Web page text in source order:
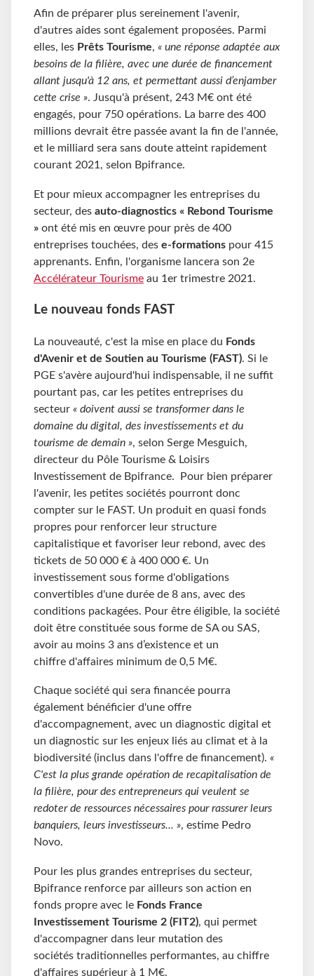
Afin de préparer plus sereinement l'avenir,
d'autres aides sont également proposées. Parmi
elles, les Prêts Tourisme, « une réponse adaptée aux
besoins de la filière, avec une durée de financement
allant jusqu'à 12 ans, et permettant aussi d’enjamber
cette crise ». Jusqu'à présent, 243 M€ ont été
engagés, pour 750 opérations. La barre des 400
millions devrait être passée avant la fin de l'année,
et le milliard sera sans doute atteint rapidement
courant 2021, selon Bpifrance.
Et pour mieux accompagner les entreprises du
secteur, des auto-diagnostics « Rebond Tourisme
» ont été mis en œuvre pour près de 400
entreprises touchées, des e-formations pour 415
apprenants. Enfin, l'organisme lancera son 2e
Accélérateur Tourisme au 1er trimestre 2021.
Le nouveau fonds FAST
La nouveauté, c'est la mise en place du Fonds
d'Avenir et de Soutien au Tourisme (FAST). Si le
PGE s'avère aujourd'hui indispensable, il ne suffit
pourtant pas, car les petites entreprises du
secteur « doivent aussi se transformer dans le
domaine du digital, des investissements et du
tourisme de demain », selon Serge Mesguich,
directeur du Pôle Tourisme & Loisirs
Investissement de Bpifrance. Pour bien préparer
l'avenir, les petites sociétés pourront donc
compter sur le FAST. Un produit en quasi fonds
propres pour renforcer leur structure
capitalistique et favoriser leur rebond, avec des
tickets de 50 000 € à 400 000 €. Un
investissement sous forme d'obligations
convertibles d'une durée de 8 ans, avec des
conditions packagées. Pour être éligible, la société
doit être constituée sous forme de SA ou SAS,
avoir au moins 3 ans d’existence et un
chiffre d'affaires minimum de 0,5 M€.
Chaque société qui sera financée pourra
également bénéficier d'une offre
d'accompagnement, avec un diagnostic digital et
un diagnostic sur les enjeux liés au climat et à la
biodiversité (inclus dans l'offre de financement). «
C'est la plus grande opération de recapitalisation de
la filière, pour des entrepreneurs qui veulent se
redoter de ressources nécessaires pour rassurer leurs
banquiers, leurs investisseurs... », estime Pedro
Novo.
Pour les plus grandes entreprises du secteur,
Bpifrance renforce par ailleurs son action en
fonds propre avec le Fonds France
Investissement Tourisme 2 (FIT2), qui permet
d'accompagner dans leur mutation des
sociétés traditionnelles performantes, au chiffre
d'affaires supérieur à 1 M€.